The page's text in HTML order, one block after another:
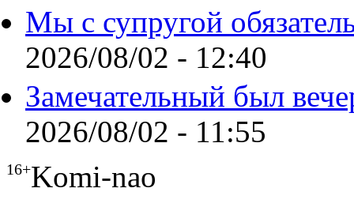
Мы с супругой
2026/08/02 - 12:40
Замечательный был
2026/08/02 - 11:55
16+Komi-nao